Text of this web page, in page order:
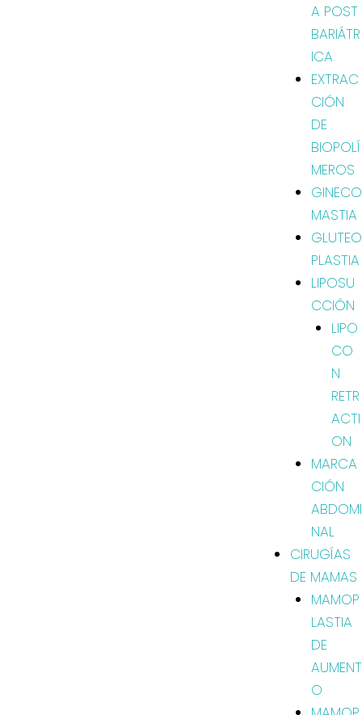
A POST
BARIÁTR
ICA
EXTRAC
CIÓN
DE
BIOPOLÍ
MEROS
GINECO
MASTIA
GLUTEO
PLASTIA
LIPOSU
CCIÓN
LIPO
CO
N
RETR
ACTI
ON
MARCA
CIÓN
ABDOMI
NAL
CIRUGÍAS
DE MAMAS
MAMOP
LASTIA
DE
AUMENT
O